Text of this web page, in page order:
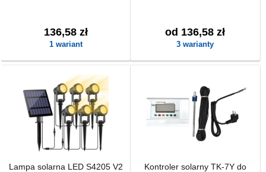
136,58 zł
1 wariant
od 136,58 zł
3 warianty
Lampa solarna LED S4205 V2
Kontroler solarny TK-7Y do